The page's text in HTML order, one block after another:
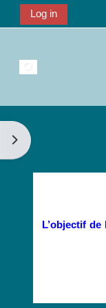
Log in
تبديل
فتح
L’objectif